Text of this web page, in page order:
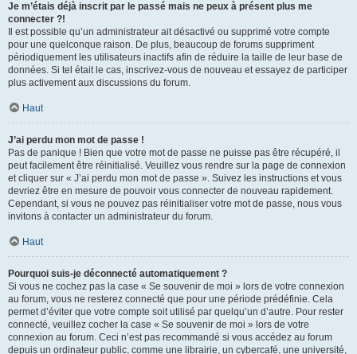
Je m’étais déjà inscrit par le passé mais ne peux à présent plus me
connecter ?!
Il est possible qu’un administrateur ait désactivé ou supprimé votre compte
pour une quelconque raison. De plus, beaucoup de forums suppriment
périodiquement les utilisateurs inactifs afin de réduire la taille de leur base de
données. Si tel était le cas, inscrivez-vous de nouveau et essayez de participer
plus activement aux discussions du forum.
Haut
J’ai perdu mon mot de passe !
Pas de panique ! Bien que votre mot de passe ne puisse pas être récupéré, il
peut facilement être réinitialisé. Veuillez vous rendre sur la page de connexion
et cliquer sur « J’ai perdu mon mot de passe ». Suivez les instructions et vous
devriez être en mesure de pouvoir vous connecter de nouveau rapidement.
Cependant, si vous ne pouvez pas réinitialiser votre mot de passe, nous vous
invitons à contacter un administrateur du forum.
Haut
Pourquoi suis-je déconnecté automatiquement ?
Si vous ne cochez pas la case « Se souvenir de moi » lors de votre connexion
au forum, vous ne resterez connecté que pour une période prédéfinie. Cela
permet d’éviter que votre compte soit utilisé par quelqu’un d’autre. Pour rester
connecté, veuillez cocher la case « Se souvenir de moi » lors de votre
connexion au forum. Ceci n’est pas recommandé si vous accédez au forum
depuis un ordinateur public, comme une librairie, un cybercafé, une université,